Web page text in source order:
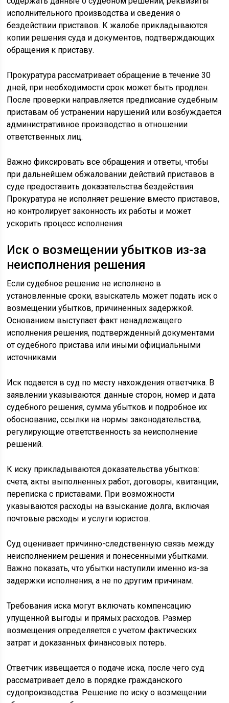
исполнительного производства и сведения о
бездействии приставов. К жалобе прикладываются
копии решения суда и документов, подтверждающих
обращения к приставу.
Прокуратура рассматривает обращение в течение 30
дней, при необходимости срок может быть продлен.
После проверки направляется предписание судебным
приставам об устранении нарушений или возбуждается
административное производство в отношении
ответственных лиц.
Важно фиксировать все обращения и ответы, чтобы
при дальнейшем обжаловании действий приставов в
суде предоставить доказательства бездействия.
Прокуратура не исполняет решение вместо приставов,
но контролирует законность их работы и может
ускорить процесс исполнения.
Иск о возмещении убытков из-за
неисполнения решения
Если судебное решение не исполнено в
установленные сроки, взыскатель может подать иск о
возмещении убытков, причиненных задержкой.
Основанием выступает факт ненадлежащего
исполнения решения, подтвержденный документами
от судебного пристава или иными официальными
источниками.
Иск подается в суд по месту нахождения ответчика. В
заявлении указываются: данные сторон, номер и дата
судебного решения, сумма убытков и подробное их
обоснование, ссылки на нормы законодательства,
регулирующие ответственность за неисполнение
решений.
К иску прикладываются доказательства убытков:
счета, акты выполненных работ, договоры, квитанции,
переписка с приставами. При возможности
указываются расходы на взыскание долга, включая
почтовые расходы и услуги юристов.
Суд оценивает причинно-следственную связь между
неисполнением решения и понесенными убытками.
Важно показать, что убытки наступили именно из-за
задержки исполнения, а не по другим причинам.
Требования иска могут включать компенсацию
упущенной выгоды и прямых расходов. Размер
возмещения определяется с учетом фактических
затрат и доказанных финансовых потерь.
Ответчик извещается о подаче иска, после чего суд
рассматривает дело в порядке гражданского
судопроизводства. Решение по иску о возмещении